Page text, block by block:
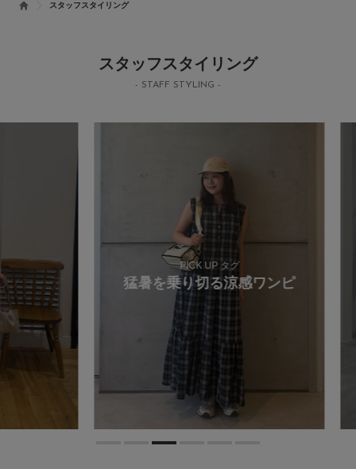
スタッフスタイリング
スタッフスタイリング
- STAFF STYLING -
猛暑を乗り切る涼感ワンピ